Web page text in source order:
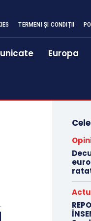
TERMENI ȘI CONDIȚII
Europa